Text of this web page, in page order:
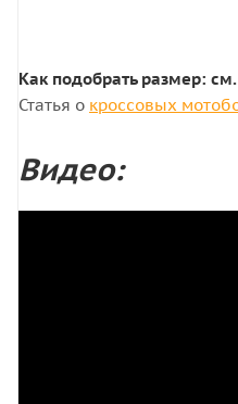
Как подобрать размер:
Статья о кроссовых
Видео: